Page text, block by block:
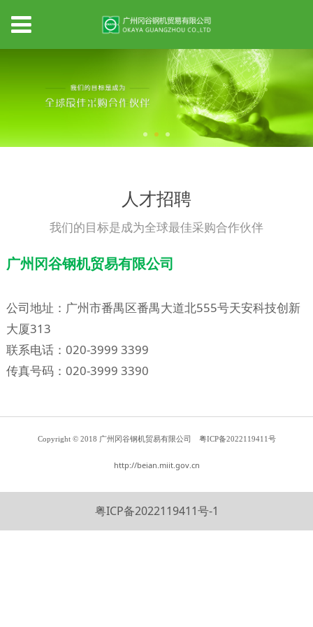
人才招聘
我们的目标是成为全球最佳采购合作伙伴
广州冈谷钢机贸易有限公司
公司地址：广州市番禺区番禺大道北555号天安科技创新
大厦313
联系电话：020-3999 3399
传真号码：020-3999 3390
Copyright © 2018 广州冈谷钢机贸易有限公司 粤ICP备2022119411号
http://beian.miit.gov.cn
粤ICP备2022119411号-1